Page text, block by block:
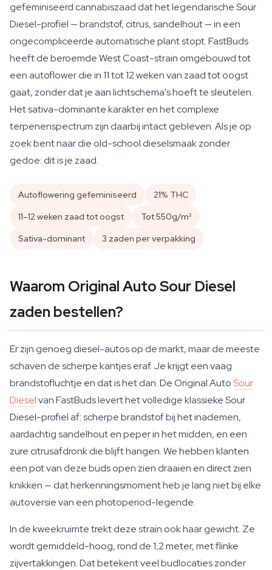
gefeminiseerd cannabiszaad dat het legendarische Sour
Diesel-profiel — brandstof, citrus, sandelhout — in een
ongecompliceerde automatische plant stopt. FastBuds
heeft de beroemde West Coast-strain omgebouwd tot
een autoflower die in 11 tot 12 weken van zaad tot oogst
gaat, zonder dat je aan lichtschema's hoeft te sleutelen.
Het sativa-dominante karakter en het complexe
terpenenspectrum zijn daarbij intact gebleven. Als je op
zoek bent naar die old-school dieselsmaak zonder
gedoe: dit is je zaad.
Autoflowering gefeminiseerd
21% THC
11–12 weken zaad tot oogst
Tot 550g/m²
Sativa-dominant
3 zaden per verpakking
Waarom Original Auto Sour Diesel
zaden bestellen?
Er zijn genoeg diesel-autos op de markt, maar de meeste
schaven de scherpe kantjes eraf. Je krijgt een vaag
brandstofluchtje en dat is het dan. De Original AutoSour
Dieselvan FastBuds levert het volledige klassieke Sour
Diesel-profiel af: scherpe brandstof bij het inademen,
aardachtig sandelhout en peper in het midden, en een
zure citrusafdronk die blijft hangen. We hebben klanten
een pot van deze buds open zien draaien en direct zien
knikken — dat herkenningsmoment heb je lang niet bij elke
autoversie van een photoperiod-legende.
In de kweekruimte trekt deze strain ook haar gewicht. Ze
wordt gemiddeld-hoog, rond de 1,2 meter, met flinke
zijvertakkingen. Dat betekent veel budlocaties zonder